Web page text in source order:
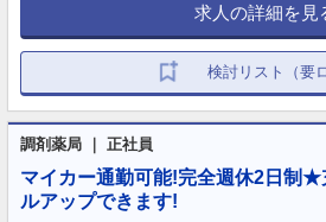
求人の詳細を見
検討リスト（要
調剤薬局 ｜ 正社員
マイカー通勤可能!完全週休2日制★
ルアップできます!